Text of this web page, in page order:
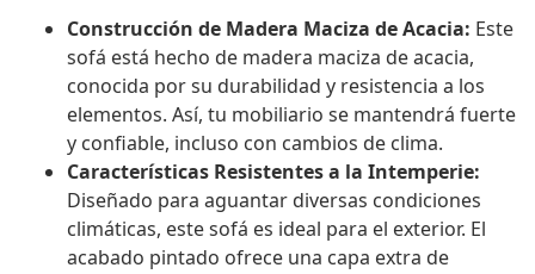
Construcción de Madera Maciza de Acacia: Este
sofá está hecho de madera maciza de acacia,
conocida por su durabilidad y resistencia a los
elementos. Así, tu mobiliario se mantendrá fuerte
y confiable, incluso con cambios de clima.
Características Resistentes a la Intemperie:
Diseñado para aguantar diversas condiciones
climáticas, este sofá es ideal para el exterior. El
acabado pintado ofrece una capa extra de